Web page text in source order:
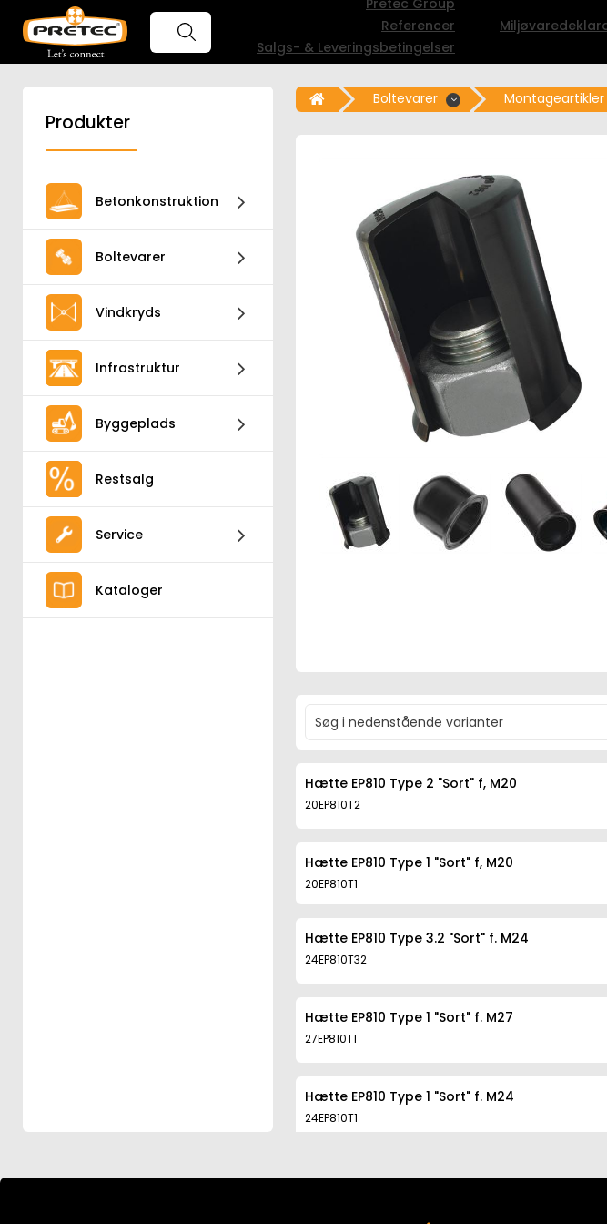
Pretec Group
Referencer
Salgs- & Leveringsbetingelser
Produkter
Betonkonstruktion
Boltevarer
Vindkryds
Infrastruktur
Byggeplads
Restsalg
Service
Kataloger
Boltevarer Montageartikler
Hætte EP810 Type 2 "Sort" f, M20
20EP810T2
Hætte EP810 Type 1 "Sort" f, M20
20EP810T1
Hætte EP810 Type 3.2 "Sort" f. M24
24EP810T32
Hætte EP810 Type 1 "Sort" f. M27
27EP810T1
Hætte EP810 Type 1 "Sort" f. M24
24EP810T1